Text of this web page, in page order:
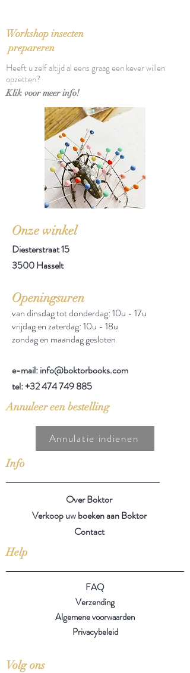
Aantal pagina's: 361
Workshop insecten
prepareren
Heeft u zelf altijd al eens graag een kever willen
opzetten?
Klik voor meer info!
Onze winkel
Diesterstraat 15
3500 Hasselt
Openingsuren
van dinsdag tot donderdag: 10u - 17u
vrijdag en zaterdag: 10u - 18u
zondag en maandag gesloten
e-mail: info@boktorbooks.com
tel:+32 474 749 885
Annuleer een bestelling
Annulatie indienen
Info
Over Boktor
Verkoop uw boeken aan Boktor
Contact
Help
FAQ
Verzending
Algemene voorwaarden
Privacybeleid
Volg ons